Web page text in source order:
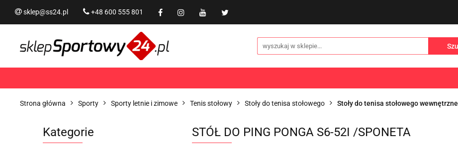
sklep@ss24.pl +48 600 555 801
Siłownia i fitness Trampoliny i akcesoria
Rekreacja NOWOŚCI
Strona główna Sporty Sporty letnie i zimowe Tenis stołowy Stoły do tenisa stołowego Stoły do tenisa stołowego wewnętrzne
Kategorie STÓŁ DO PING PONGA S6-52I /SPONETA